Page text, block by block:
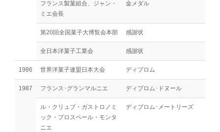
フランス製菓組合、ジャン・
ミエ会長
金メダル
第20回全国菓子大博覧会本部 感謝状
全日本洋菓子工業会 感謝状
1986 世界洋菓子連盟日本大会 ディプロム
1987 フランス･グランマルニエ ディプロム･ドヌール
ル・クリュブ・ガストロノミ
ック・プロスペール・モンタ
ニエ
ディプロム･メートリーズ